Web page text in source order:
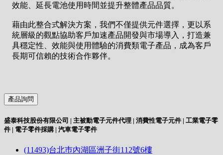
效能、延長電池使用時間並提升整體產品品質。
藉由此整合式解決方案，我們不僅提供元件選擇，更以系
統層級的觀點協助客戶加速產品開發與市場導入，打造兼
具穩定性、效能與使用體驗的消費類電子產品，成為客戶
長期可信賴的技術合作夥伴。
產品詢問
盛泰科技股份有限公司 | 主被動電子元件代理 | 消費性電子元件 | 工業電子零
件 | 電子零件採購 | 汽車電子零件
(11493)台北巿內湖區洲子街112號6樓